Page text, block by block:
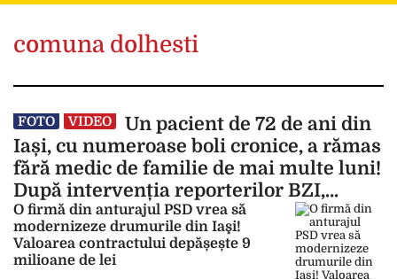
comuna dolhesti
Could not play video.
There was a problem trying to load the video.
Error code: html5_video:4
FOTO VIDEO
Un pacient de 72 de ani din
Iași, cu numeroase boli cronice, a rămas
fără medic de familie de mai multe luni!
După intervenția reporterilor BZI,
Costică Viziru și-a rezolvat problema:
„Era viața mea pusă în joc”
O firmă din anturajul PSD vrea să
modernizeze drumurile din Iaşi!
Valoarea contractului depășește 9
milioane de lei